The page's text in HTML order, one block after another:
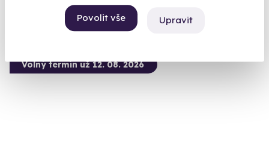
Povolit vše Upravit
Volný termín už 12. 08. 2026